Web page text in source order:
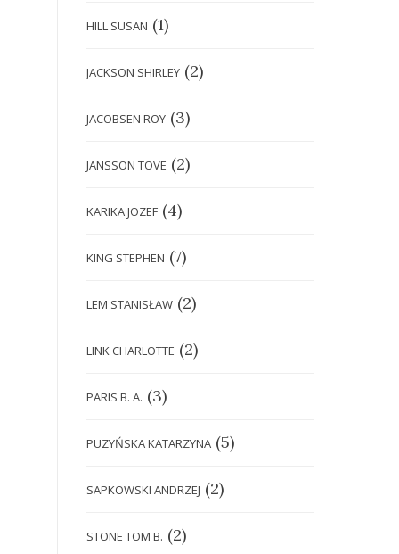
HILL SUSAN (1)
JACKSON SHIRLEY (2)
JACOBSEN ROY (3)
JANSSON TOVE (2)
KARIKA JOZEF (4)
KING STEPHEN (7)
LEM STANISŁAW (2)
LINK CHARLOTTE (2)
PARIS B. A. (3)
PUZYŃSKA KATARZYNA (5)
SAPKOWSKI ANDRZEJ (2)
STONE TOM B. (2)